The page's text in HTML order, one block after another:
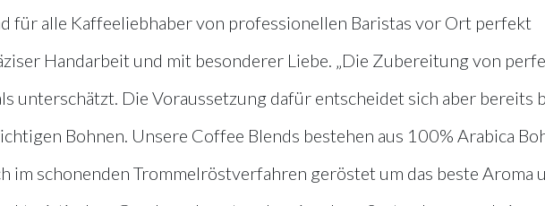
für alle Kaffeeliebhaber von professionellen Baristas vor Ort perfekt
Handarbeit und mit besonderer Liebe. „Die Zubereitung von
unterschätzt. Die Voraussetzung dafür entscheidet sich aber bereits
Bohnen. Unsere Coffee Blends bestehen aus 100% Arabica
im schonenden Trommelröstverfahren geröstet um das beste Aroma